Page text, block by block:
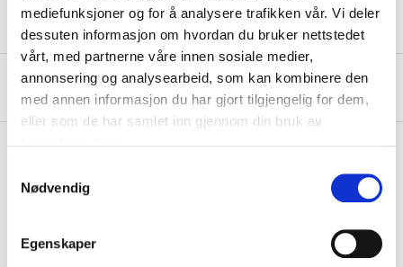
mediefunksjoner og for å analysere trafikken vår. Vi deler
dessuten informasjon om hvordan du bruker nettstedet
vårt, med partnerne våre innen sosiale medier,
annonsering og analysearbeid, som kan kombinere den
med annen informasjon du har gjort tilgjengelig for dem,
eller som de har samlet inn gjennom din bruk av
Nødvendig
Egenskaper
About the manufacturer